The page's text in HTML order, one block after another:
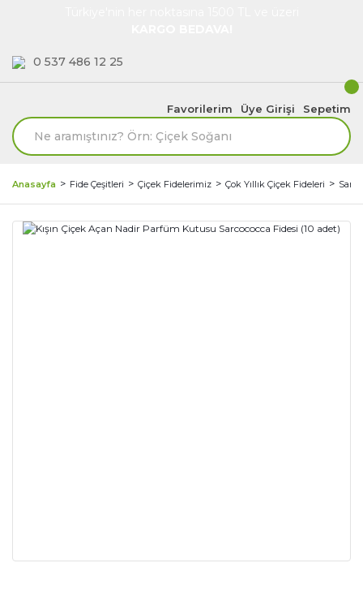
0 537 486 12 25
Favorilerim Üye Girişi Sepetim
Anasayfa Fide Çeşitleri Çiçek Fidelerimiz Çok Yıllık Çiçek Fideleri